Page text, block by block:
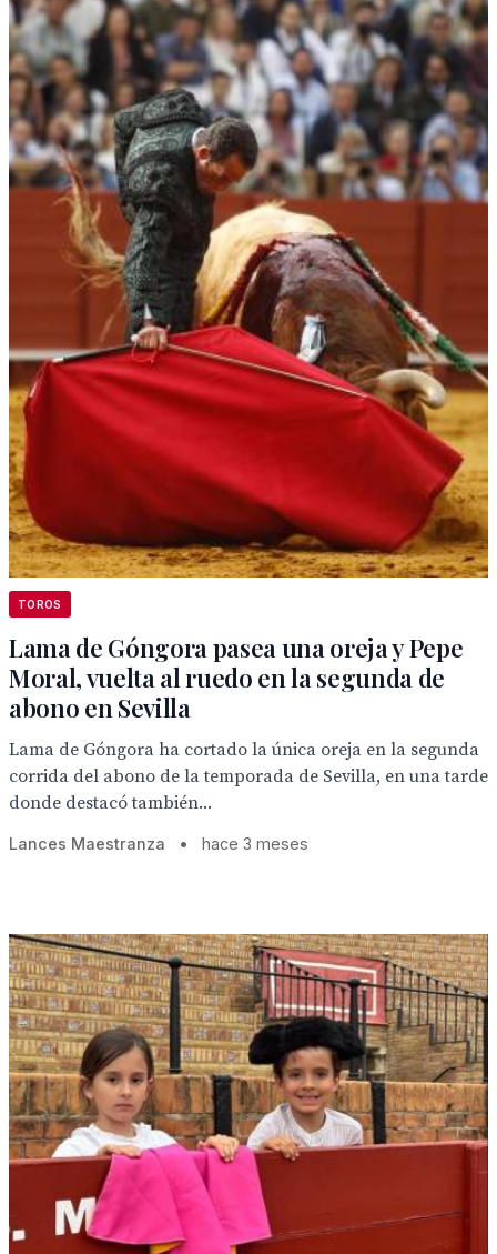
TOROS
Lama de Góngora pasea una oreja y Pepe
Moral, vuelta al ruedo en la segunda de
abono en Sevilla
Lama de Góngora ha cortado la única oreja en la segunda
corrida del abono de la temporada de Sevilla, en una tarde
donde destacó también...
Lances Maestranza • hace 3 meses